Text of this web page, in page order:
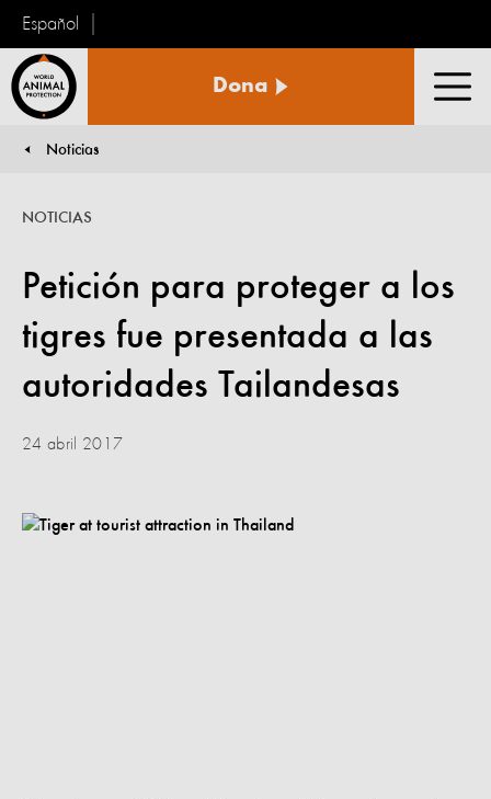
Español
Animal
Dona
Noticias
Petición para proteger a los
tigres fue presentada a las
autoridades Tailandesas
NOTICIAS
24 abril 2017